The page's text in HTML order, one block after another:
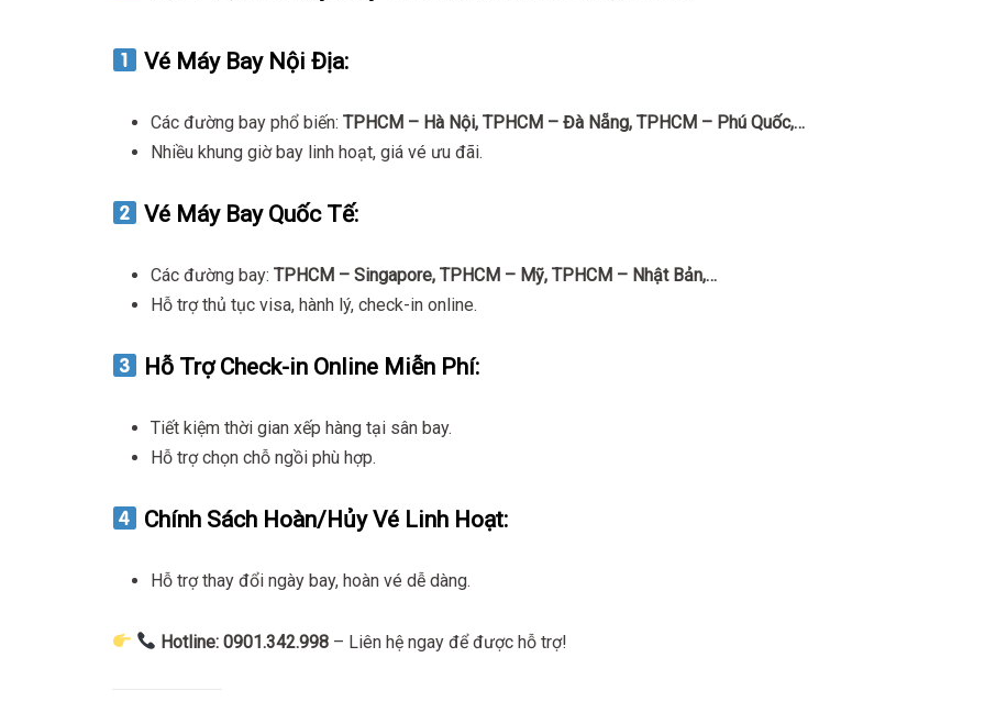
Vé Máy Bay Nội Địa:
Các đường bay phổ biến: TPHCM – Hà Nội, TPHCM – Đà Nẵng, TPHCM – Phú Quốc,…
Nhiều khung giờ bay linh hoạt, giá vé ưu đãi.
Vé Máy Bay Quốc Tế:
Các đường bay: TPHCM – Singapore, TPHCM – Mỹ, TPHCM – Nhật Bản,…
Hỗ trợ thủ tục visa, hành lý, check-in online.
Hỗ Trợ Check-in Online Miễn Phí:
Tiết kiệm thời gian xếp hàng tại sân bay.
Hỗ trợ chọn chỗ ngồi phù hợp.
Chính Sách Hoàn/Hủy Vé Linh Hoạt:
Hỗ trợ thay đổi ngày bay, hoàn vé dễ dàng.
Hotline: 0901.342.998 – Liên hệ ngay để được hỗ trợ!